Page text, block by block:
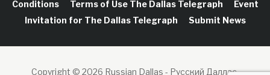
Conditions
Terms of Use The Dallas Telegraph
Event
Invitation for The Dallas Telegraph
Submit News
Copyright © 2026 Russian Dallas - Русский Даллас.